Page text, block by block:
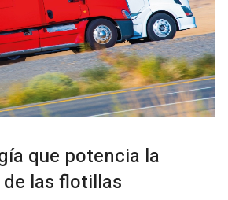
que potencia la
las flotillas